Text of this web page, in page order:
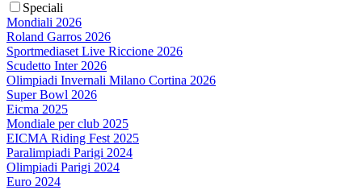
Speciali
Mondiali 2026
Roland Garros 2026
Sportmediaset Live Riccione 2026
Scudetto Inter 2026
Olimpiadi Invernali Milano Cortina 2026
Super Bowl 2026
Eicma 2025
Mondiale per club 2025
EICMA Riding Fest 2025
Paralimpiadi Parigi 2024
Olimpiadi Parigi 2024
Euro 2024